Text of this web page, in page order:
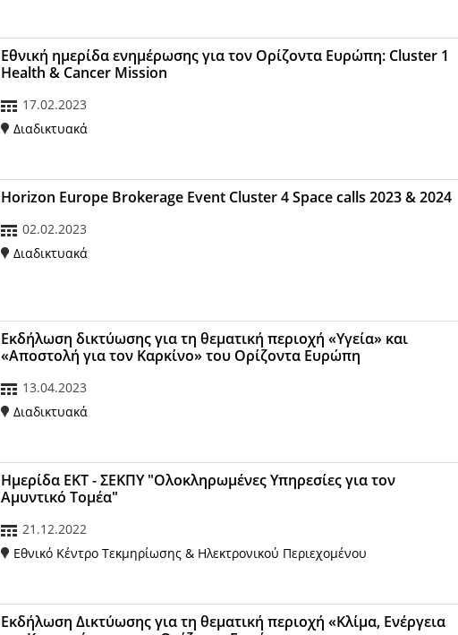
Εθνική ημερίδα ενημέρωσης για τον Ορίζοντα Ευρώπη: Cluster 1
Health & Cancer Mission
17.02.2023
Διαδικτυακά
Horizon Europe Brokerage Event Cluster 4 Space calls 2023 & 2024
02.02.2023
Διαδικτυακά
Εκδήλωση δικτύωσης για τη θεματική περιοχή «Υγεία» και
«Αποστολή για τον Καρκίνο» του Ορίζοντα Ευρώπη
13.04.2023
Διαδικτυακά
Ημερίδα ΕΚΤ - ΣΕΚΠΥ "Ολοκληρωμένες Yπηρεσίες για τον
Aμυντικό Tομέα"
21.12.2022
Εθνικό Κέντρο Τεκμηρίωσης & Ηλεκτρονικού Περιεχομένου
Εκδήλωση Δικτύωσης για τη θεματική περιοχή «Κλίμα, Ενέργεια